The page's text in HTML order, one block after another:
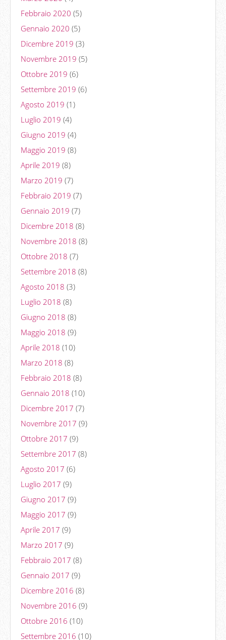
Febbraio 2020 (5)
Gennaio 2020 (5)
Dicembre 2019 (3)
Novembre 2019 (5)
Ottobre 2019 (6)
Settembre 2019 (6)
Agosto 2019 (1)
Luglio 2019 (4)
Giugno 2019 (4)
Maggio 2019 (8)
Aprile 2019 (8)
Marzo 2019 (7)
Febbraio 2019 (7)
Gennaio 2019 (7)
Dicembre 2018 (8)
Novembre 2018 (8)
Ottobre 2018 (7)
Settembre 2018 (8)
Agosto 2018 (3)
Luglio 2018 (8)
Giugno 2018 (8)
Maggio 2018 (9)
Aprile 2018 (10)
Marzo 2018 (8)
Febbraio 2018 (8)
Gennaio 2018 (10)
Dicembre 2017 (7)
Novembre 2017 (9)
Ottobre 2017 (9)
Settembre 2017 (8)
Agosto 2017 (6)
Luglio 2017 (9)
Giugno 2017 (9)
Maggio 2017 (9)
Aprile 2017 (9)
Marzo 2017 (9)
Febbraio 2017 (8)
Gennaio 2017 (9)
Dicembre 2016 (8)
Novembre 2016 (9)
Ottobre 2016 (10)
Settembre 2016 (10)